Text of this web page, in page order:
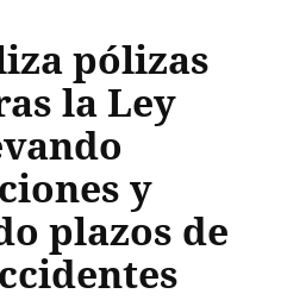
pólizas
la Ley
y
plazos de